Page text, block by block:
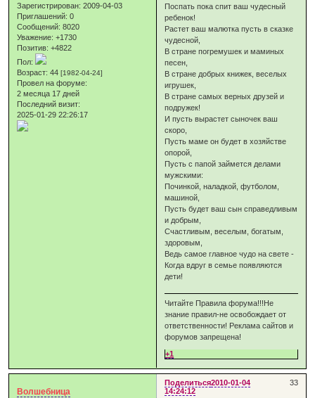
Зарегистрирован: 2009-04-03
Приглашений: 0
Сообщений: 8020
Уважение: +1730
Позитив: +4822
Пол:
Возраст: 44[1982-04-24]
Провел на форуме:
2 месяца 17 дней
Последний визит:
2025-01-29 22:26:17
Поспать пока спит ваш чудесный
ребенок!
Растет ваш малютка пусть в сказке
чудесной,
В стране погремушек и маминых
песен,
В стране добрых книжек, веселых
игрушек,
В стране самых верных друзей и
подружек!
И пусть вырастет сыночек ваш
скоро,
Пусть маме он будет в хозяйстве
опорой,
Пусть с папой займется делами
мужскими:
Починкой, наладкой, футболом,
машиной,
Пусть будет ваш сын справедливым
и добрым,
Счастливым, веселым, богатым,
здоровым,
Ведь самое главное чудо на свете -
Когда вдруг в семье появляются
дети!
Читайте Правила форума!!!Не
знание правил-не освобождает от
ответственности! Реклама сайтов и
форумов запрещена!
+1
Поделиться 33
2010-01-04
14:24:12
Волшебница